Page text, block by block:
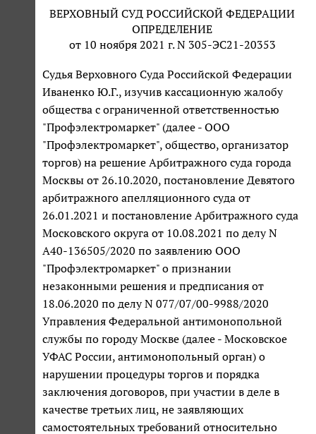
ВЕРХОВНЫЙ СУД РОССИЙСКОЙ ФЕДЕРАЦИИ
ОПРЕДЕЛЕНИЕ
от 10 ноября 2021 г. N 305-ЭС21-20353
Судья Верховного Суда Российской Федерации
Иваненко Ю.Г., изучив кассационную жалобу
общества с ограниченной ответственностью
"Профэлектромаркет" (далее - ООО
"Профэлектромаркет", общество, организатор
торгов) на решение Арбитражного суда города
Москвы от 26.10.2020, постановление Девятого
арбитражного апелляционного суда от
26.01.2021 и постановление Арбитражного суда
Московского округа от 10.08.2021 по делу N
А40-136505/2020 по заявлению ООО
"Профэлектромаркет" о признании
незаконными решения и предписания от
18.06.2020 по делу N 077/07/00-9988/2020
Управления Федеральной антимонопольной
службы по городу Москве (далее - Московское
УФАС России, антимонопольный орган) о
нарушении процедуры торгов и порядка
заключения договоров, при участии в деле в
качестве третьих лиц, не заявляющих
самостоятельных требований относительно